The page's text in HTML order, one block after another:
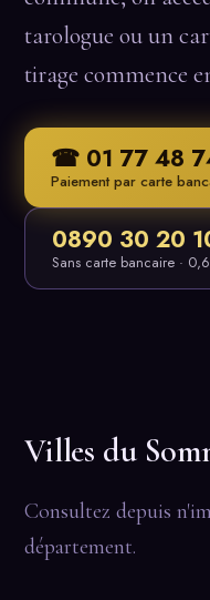
tarologue ou un
tirage commence
☎ 01 77 48
Paiement par carte
0890 30 20
Sans carte bancaire ·
Villes du
Consultez depuis
département.